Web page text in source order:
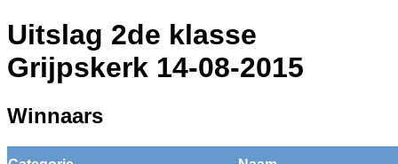
Uitslag 2de klasse
Grijpskerk 14-08-2015
Winnaars